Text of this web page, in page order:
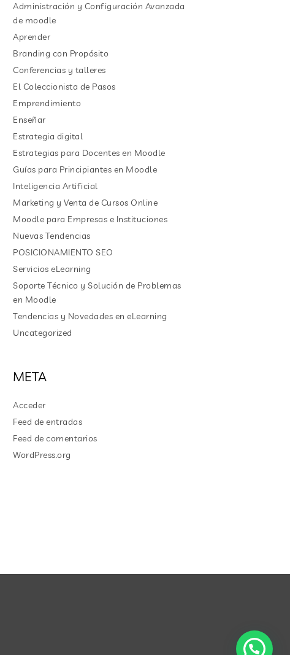
Administración y Configuración Avanzada
de moodle
Aprender
Branding con Propósito
Conferencias y talleres
El Coleccionista de Pasos
Emprendimiento
Enseñar
Estrategia digital
Estrategias para Docentes en Moodle
Guías para Principiantes en Moodle
Inteligencia Artificial
Marketing y Venta de Cursos Online
Moodle para Empresas e Instituciones
Nuevas Tendencias
POSICIONAMIENTO SEO
Servicios eLearning
Soporte Técnico y Solución de Problemas
en Moodle
Tendencias y Novedades en eLearning
Uncategorized
META
Acceder
Feed de entradas
Feed de comentarios
WordPress.org